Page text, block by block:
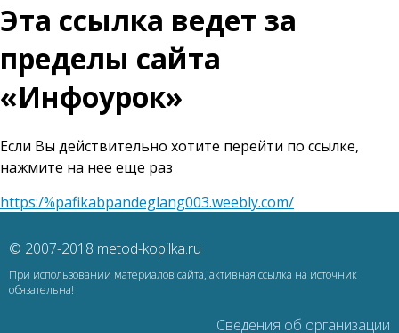
Эта ссылка ведет за
пределы сайта
«Инфоурок»
Если Вы действительно хотите перейти по ссылке,
нажмите на нее еще раз
https:/%pafikabpandeglang003.weebly.com/
© 2007-2018 metod-kopilka.ru
При использовании материалов сайта, активная ссылка на источник
обязательна!
Сведения об организации